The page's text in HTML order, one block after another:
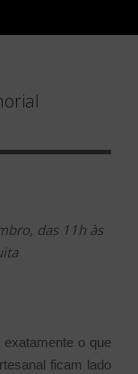
das 11h às
o que
ficam lado